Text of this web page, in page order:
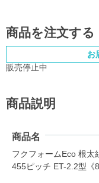
商品を注文する
お
販売停止中
商品説明
商品名
フクフォームEco 根太
455ピッチ ET-2.2型《8